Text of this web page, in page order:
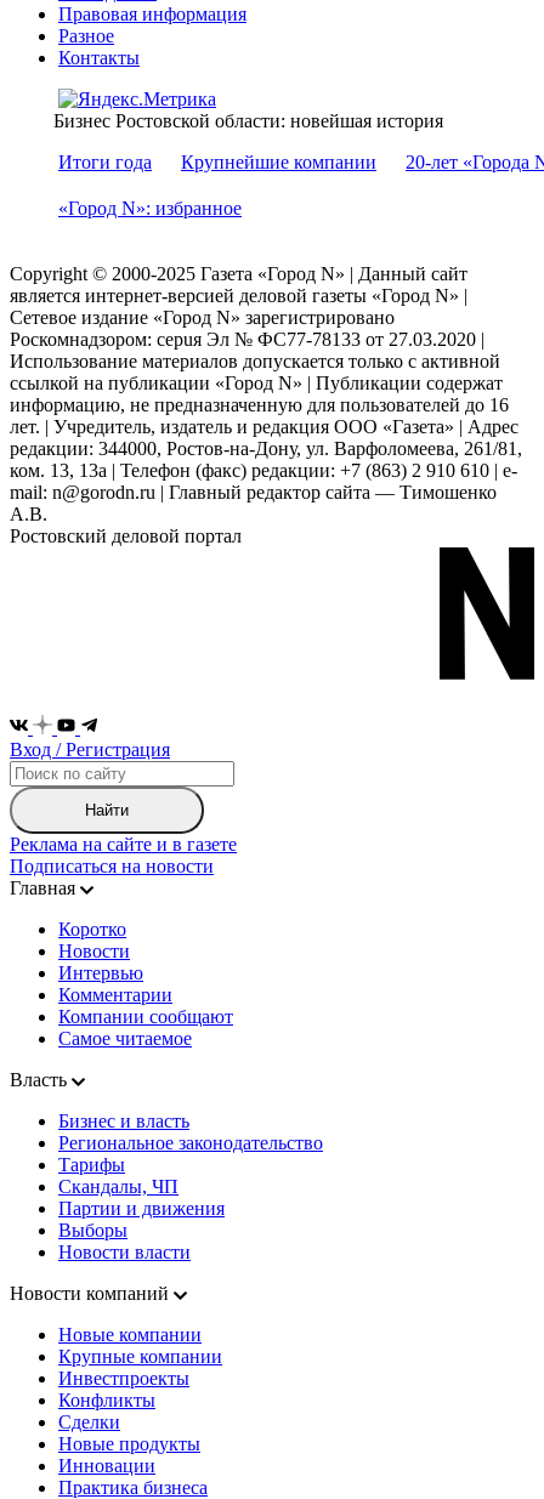
Правовая информация
Разное
Контакты
Бизнес Ростовской области: новейшая история
Итоги года
Крупнейшие компании 20-лет «Города
«Город N»: избранное
Copyright © 2000-2025 Газета «Город N» | Данный сайт
является интернет-версией деловой газеты «Город N» |
Сетевое издание «Город N» зарегистрировано
Роскомнадзором: серuя Эл № ФС77-78133 от 27.03.2020 |
Использование материалов допускается только с активной
ссылкой на публикации «Город N» | Публикации содержат
информацию, не предназначенную для пользователей до 16
лет. | Учредитель, издатель и редакция ООО «Газета» | Адрес
редакции: 344000, Ростов-на-Дону, ул. Варфоломеева, 261/81,
ком. 13, 13а | Телефон (факс) редакции: +7 (863) 2 910 610 | e-
mail: n@gorodn.ru | Главный редактор сайта — Тимошенко
А.В.
Ростовский деловой портал
Вход / Регистрация
Найти
Реклама на сайте и в газете
Подписаться на новости
Главная
Коротко
Новости
Интервью
Комментарии
Компании сообщают
Самое читаемое
Власть
Бизнес и власть
Региональное законодательство
Тарифы
Скандалы, ЧП
Партии и движения
Выборы
Новости власти
Новости компаний
Новые компании
Крупные компании
Инвестпроекты
Конфликты
Сделки
Новые продукты
Инновации
Практика бизнеса